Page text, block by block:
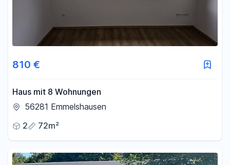
810 €
Haus mit 8 Wohnungen
56281 Emmelshausen
2
72m²